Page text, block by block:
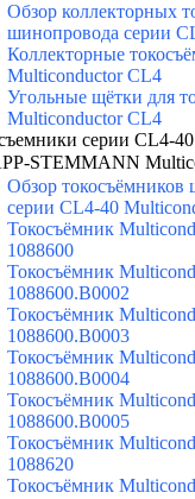
Обзор коллекторных
шинопровода серии
Коллекторные
Multiconductor CL4
Угольные щётки для
Multiconductor CL4
серии CL4-
STEMMANN
Обзор токосъёмников
серии CL4-40
Токосъёмник
1088600
Токосъёмник
1088600.B0002
Токосъёмник
1088600.B0003
Токосъёмник
1088600.B0004
Токосъёмник
1088600.B0005
Токосъёмник
1088620
Токосъёмник